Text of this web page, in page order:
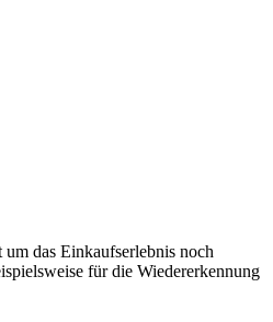
das Einkaufserlebnis noch
für die Wiedererkennung